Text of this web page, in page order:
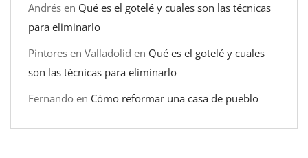
Andrés en Qué es el gotelé y cuales son las técnicas
para eliminarlo
Pintores en Valladolid en Qué es el gotelé y cuales
son las técnicas para eliminarlo
Fernando en Cómo reformar una casa de pueblo